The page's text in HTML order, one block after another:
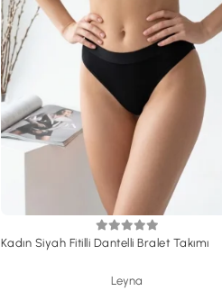
Kadın Siyah Fitilli Dantelli Bralet Takımı
Leyna